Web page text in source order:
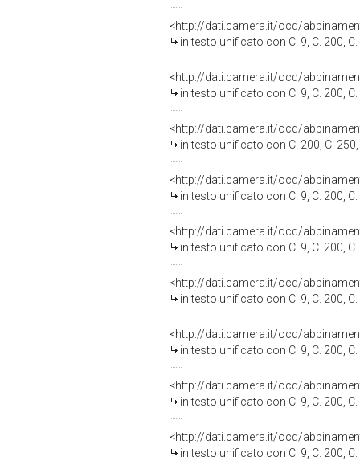
<http://dati.camera.it/ocd/
in testo unificato con C. 9, C. 200, C. 250, C. 273, C. 274, C. 349,
<http://dati.camera.it/ocd/
in testo unificato con C. 9, C. 200, C. 250, C. 273, C. 274, C. 349,
<http://dati.camera.it/ocd/
in testo unificato con C. 200, C. 250, C. 273, C. 274, C. 349, C.
<http://dati.camera.it/ocd/
in testo unificato con C. 9, C. 200, C. 250, C. 273, C. 274, C. 349,
<http://dati.camera.it/ocd/
in testo unificato con C. 9, C. 200, C. 250, C. 273, C. 274, C. 349,
<http://dati.camera.it/ocd/
in testo unificato con C. 9, C. 200, C. 250, C. 273, C. 274, C. 349,
<http://dati.camera.it/ocd/
in testo unificato con C. 9, C. 200, C. 250, C. 273, C. 274, C. 349,
<http://dati.camera.it/ocd/
in testo unificato con C. 9, C. 200, C. 250, C. 273, C. 274, C. 349,
<http://dati.camera.it/ocd/
in testo unificato con C. 9, C. 200, C. 250, C. 273, C. 274, C. 349,